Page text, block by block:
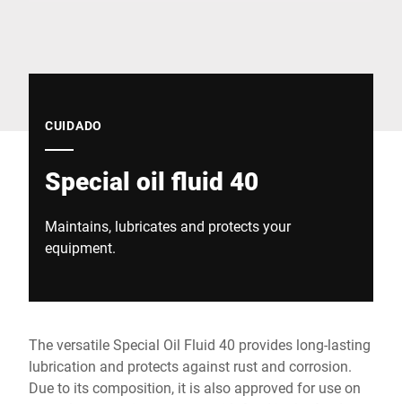
CUIDADO
Special oil fluid 40
Maintains, lubricates and protects your
equipment.
The versatile Special Oil Fluid 40 provides long-lasting
lubrication and protects against rust and corrosion.
Due to its composition, it is also approved for use on